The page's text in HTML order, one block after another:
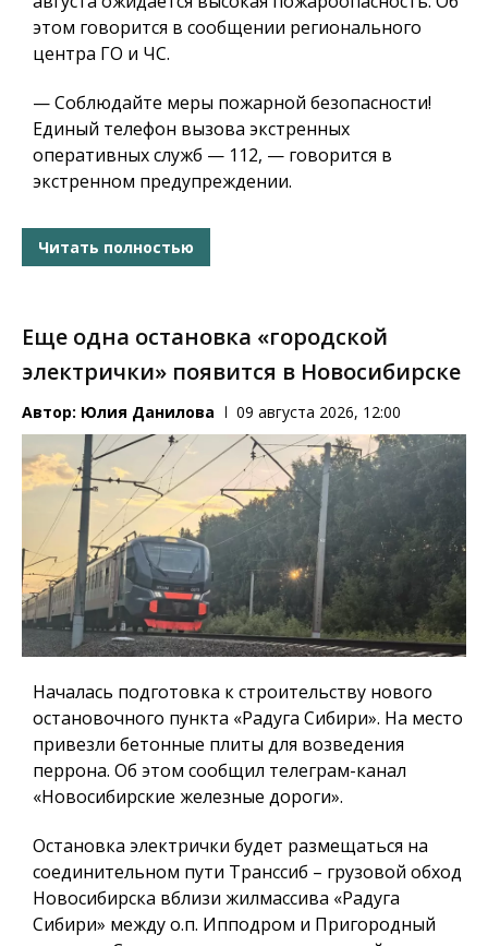
этом говорится в сообщении регионального
центра ГО и ЧС.
— Соблюдайте меры пожарной безопасности!
Единый телефон вызова экстренных
оперативных служб — 112, — говорится в
экстренном предупреждении.
Читать полностью
Еще одна остановка «городской
электрички» появится в Новосибирске
Автор: Юлия Данилова 09 августа 2026, 12:00
Началась подготовка к строительству нового
остановочного пункта «Радуга Сибири». На место
привезли бетонные плиты для возведения
перрона. Об этом сообщил телеграм-канал
«Новосибирские железные дороги».
Остановка электрички будет размещаться на
соединительном пути Транссиб – грузовой обход
Новосибирска вблизи жилмассива «Радуга
Сибири» между о.п. Ипподром и Пригородный